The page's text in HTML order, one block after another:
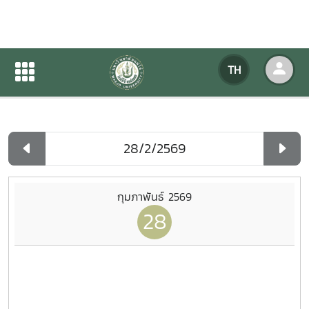
TH
ปฏิทินกิจกรรมของหน่วยงาน
ปฏิทินกิจกรรมของหน่วยงาน
กุมภาพันธ์ 2569
28